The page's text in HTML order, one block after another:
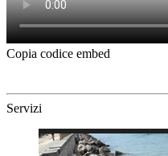
Copia codice embed
Servizi